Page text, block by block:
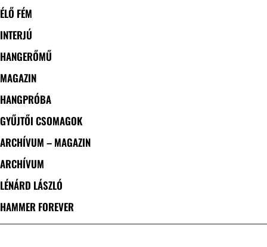
ÉLŐ FÉM
INTERJÚ
HANGERŐMŰ
MAGAZIN
HANGPRÓBA
GYŰJTŐI CSOMAGOK
ARCHÍVUM – MAGAZIN
ARCHÍVUM
LÉNÁRD LÁSZLÓ
HAMMER FOREVER